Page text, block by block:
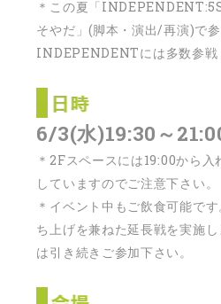
＊この夏「
そやだ」(脚本・演出/再演)で
INDEPENDENTには多数参戦
6/3(水)19:30～
＊2Fスペースには19:00から入
していますのでご注意下さい。
＊イベント中もご飲食可能で
ち上げを兼ねた延長戦を実施
は引き続きご参加下さい。